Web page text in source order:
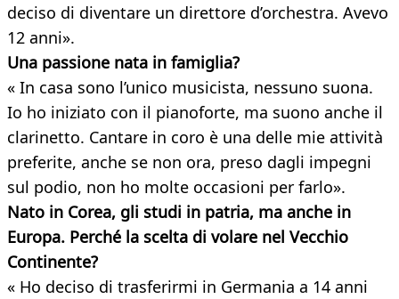
deciso di diventare un direttore d’orchestra. Avevo
12 anni».
Una passione nata in famiglia?
« In casa sono l’unico musicista, nessuno suona.
Io ho iniziato con il pianoforte, ma suono anche il
clarinetto. Cantare in coro è una delle mie attività
preferite, anche se non ora, preso dagli impegni
sul podio, non ho molte occasioni per farlo».
Nato in Corea, gli studi in patria, ma anche in
Europa. Perché la scelta di volare nel Vecchio
Continente?
« Ho deciso di trasferirmi in Germania a 14 anni